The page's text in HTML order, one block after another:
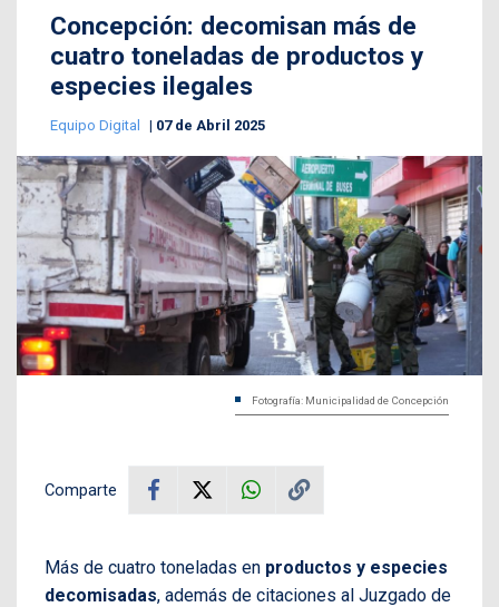
Concepción: decomisan más de
cuatro toneladas de productos y
especies ilegales
Equipo Digital 07 de Abril 2025
Fotografía: Municipalidad de Concepción
Comparte
Más de cuatro toneladas en productos y especies
decomisadas, además de citaciones al Juzgado de